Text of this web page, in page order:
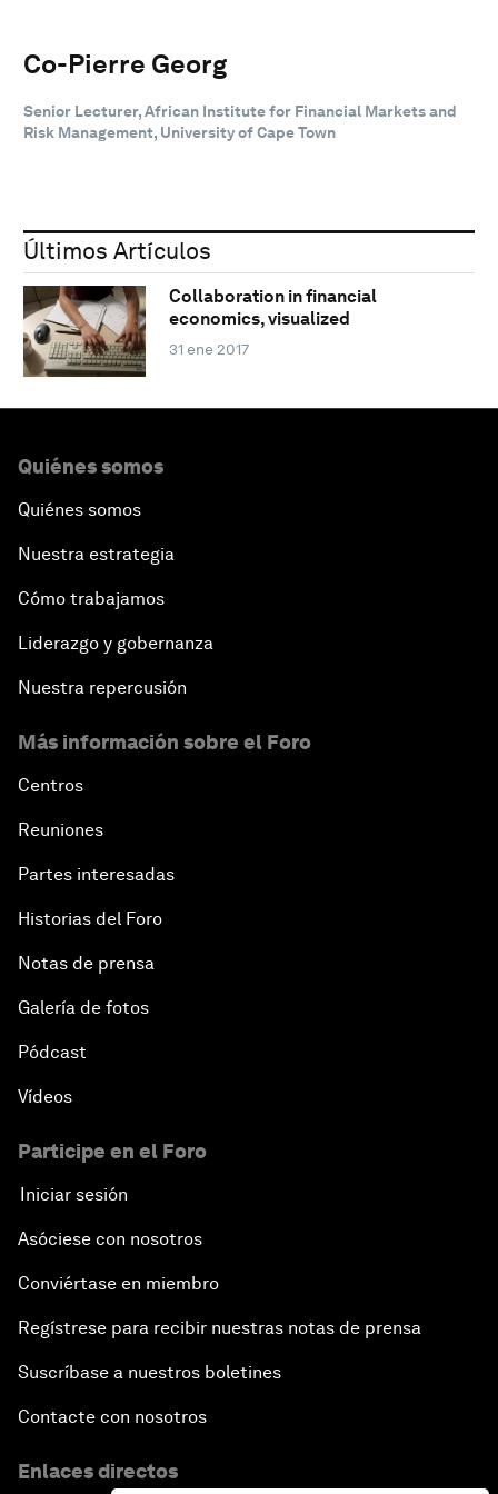
Co-Pierre Georg
Senior Lecturer, African Institute for Financial Markets and
Risk Management, University of Cape Town
Últimos Artículos
Collaboration in financial
economics, visualized
31 ene 2017
Quiénes somos
Quiénes somos
Nuestra estrategia
Cómo trabajamos
Liderazgo y gobernanza
Nuestra repercusión
Más información sobre el Foro
Centros
Reuniones
Partes interesadas
Historias del Foro
Notas de prensa
Galería de fotos
Pódcast
Vídeos
Participe en el Foro
Iniciar sesión
Asóciese con nosotros
Conviértase en miembro
Regístrese para recibir nuestras notas de prensa
Suscríbase a nuestros boletines
Contacte con nosotros
Enlaces directos